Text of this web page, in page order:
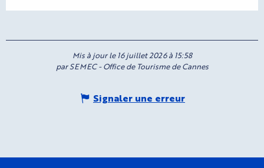
Mis à jour le 16 juillet 2026 à 15:58
par SEMEC - Office de Tourisme de Cannes
Signaler une erreur